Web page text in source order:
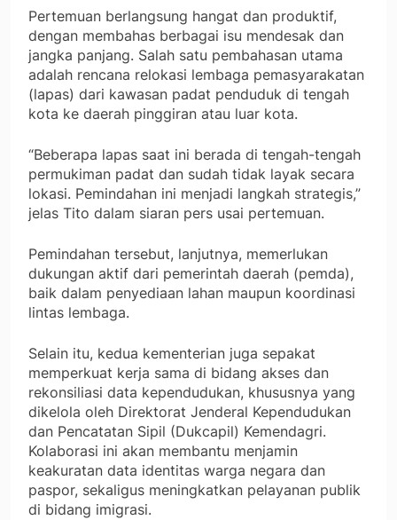
Pertemuan berlangsung hangat dan produktif,
dengan membahas berbagai isu mendesak dan
jangka panjang. Salah satu pembahasan utama
adalah rencana relokasi lembaga pemasyarakatan
(lapas) dari kawasan padat penduduk di tengah
kota ke daerah pinggiran atau luar kota.
“Beberapa lapas saat ini berada di tengah-tengah
permukiman padat dan sudah tidak layak secara
lokasi. Pemindahan ini menjadi langkah strategis,”
jelas Tito dalam siaran pers usai pertemuan.
Pemindahan tersebut, lanjutnya, memerlukan
dukungan aktif dari pemerintah daerah (pemda),
baik dalam penyediaan lahan maupun koordinasi
lintas lembaga.
Selain itu, kedua kementerian juga sepakat
memperkuat kerja sama di bidang akses dan
rekonsiliasi data kependudukan, khususnya yang
dikelola oleh Direktorat Jenderal Kependudukan
dan Pencatatan Sipil (Dukcapil) Kemendagri.
Kolaborasi ini akan membantu menjamin
keakuratan data identitas warga negara dan
paspor, sekaligus meningkatkan pelayanan publik
di bidang imigrasi.